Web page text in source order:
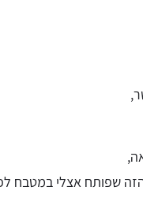
שפותח אצלי במטבח